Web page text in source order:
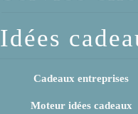
Idées
Cadeaux entreprises
Moteur idées cadeaux